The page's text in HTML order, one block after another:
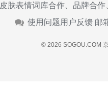
皮肤表情词库合作、品牌合
使用问题用户反馈 邮
© 2026 SOGOU.COM